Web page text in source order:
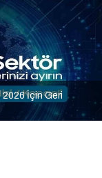
İçin Geri